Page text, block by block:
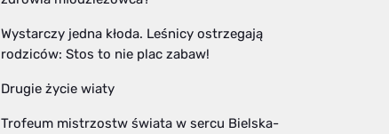
Wystarczy jedna kłoda. Leśnicy ostrzegają
rodziców: Stos to nie plac zabaw!
Drugie życie wiaty
Trofeum mistrzostw świata w sercu Bielska-